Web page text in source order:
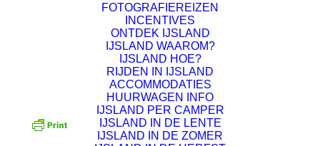
FOTOGRAFIEREIZEN
INCENTIVES
ONTDEK IJSLAND
IJSLAND WAAROM?
IJSLAND HOE?
RIJDEN IN IJSLAND
ACCOMMODATIES
HUURWAGEN INFO
IJSLAND PER CAMPER
IJSLAND IN DE LENTE
IJSLAND IN DE ZOMER